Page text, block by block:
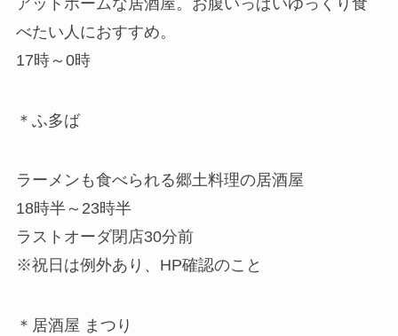
べたい人におすすめ。
17時～0時
＊ふ多ば
ラーメンも食べられる郷土料理の居酒屋
18時半～23時半
ラストオーダ閉店30分前
※祝日は例外あり、HP確認のこと
＊居酒屋 まつり